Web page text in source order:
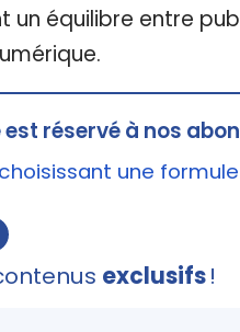
équilibre entre
réservé à nos
une
exclusifs!